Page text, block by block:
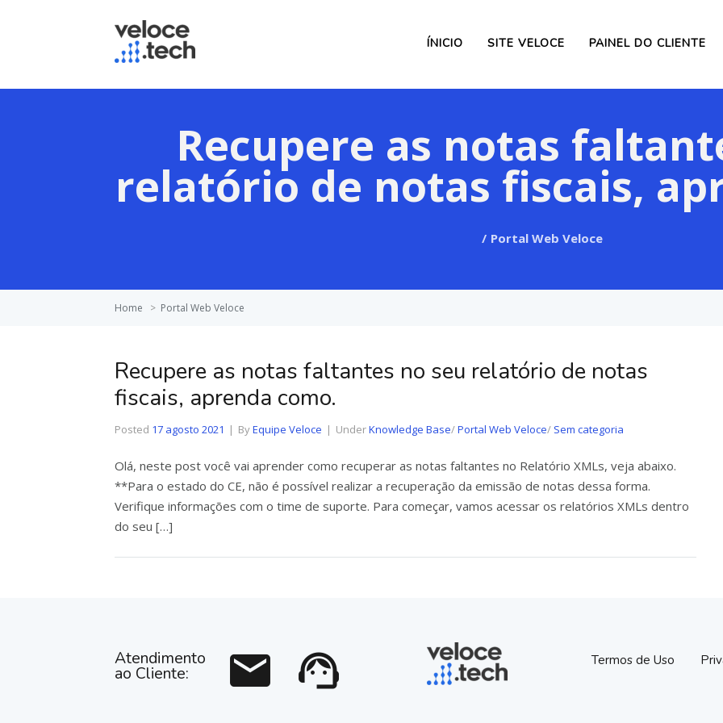
ÍNICIO SITE VELOCE PAINEL DO CLIENTE
Recupere as notas
relatório de notas fiscais,
Portal Web Veloce
Home > Portal Web Veloce
Recupere as notas faltantes no seu relatório de notas
fiscais, aprenda como.
Posted 17 agosto 2021 ByEquipe Veloce UnderKnowledge Base/Portal Web Veloce/ Sem categoria
Olá, neste post você vai aprender como recuperar as notas faltantes no Relatório XMLs, veja abaixo.
**Para o estado do CE, não é possível realizar a recuperação da emissão de notas dessa forma.
Verifique informações com o time de suporte. Para começar, vamos acessar os relatórios XMLs dentro
do seu […]
Atendimento
ao Cliente: mail support_agent Termos de Uso